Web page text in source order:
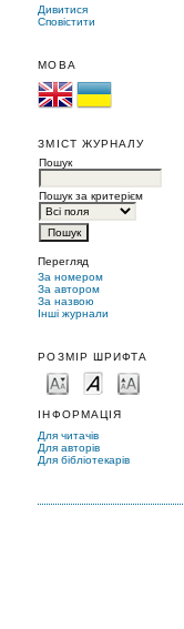
Дивитися
Сповістити
МОВА
ЗМІСТ ЖУРНАЛУ
Пошук
Пошук за критерієм
Перегляд
За номером
За автором
За назвою
Інші журнали
РОЗМІР ШРИФТА
ІНФОРМАЦІЯ
Для читачів
Для авторів
Для бібліотекарів